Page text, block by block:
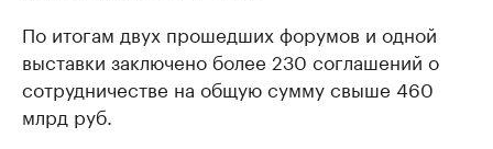
По итогам двух прошедших форумов и одной
выставки заключено более 230 соглашений о
сотрудничестве на общую сумму свыше 460
млрд руб.